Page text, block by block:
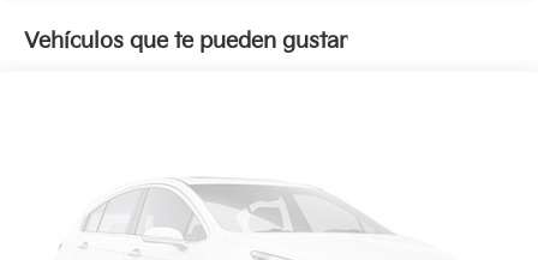
Vehículos que te pueden gustar